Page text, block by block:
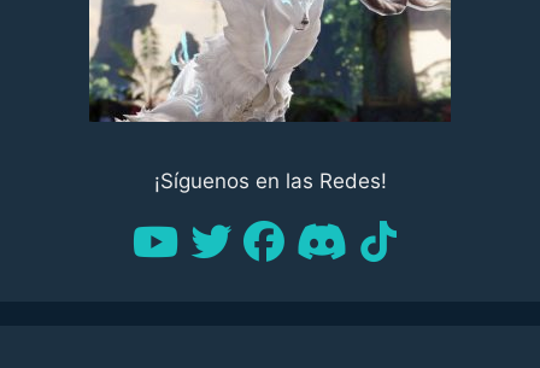
¡Síguenos en las Redes!